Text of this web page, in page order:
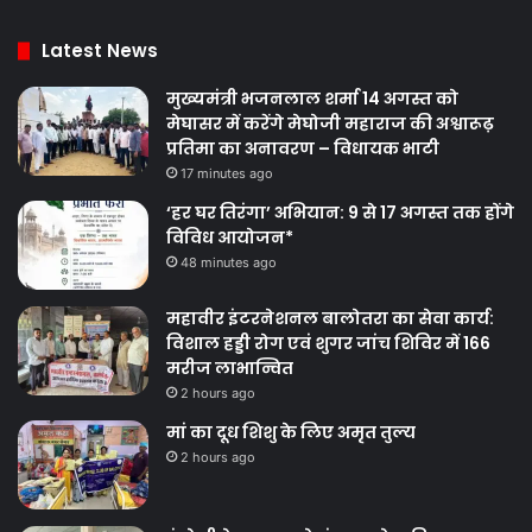
Latest News
मुख्यमंत्री भजनलाल शर्मा 14 अगस्त को
मेघासर में करेंगे मेघोजी महाराज की अश्वारूढ़
प्रतिमा का अनावरण – विधायक भाटी
17 minutes ago
‘हर घर तिरंगा’ अभियान: 9 से 17 अगस्त तक होंगे
विविध आयोजन*
48 minutes ago
महावीर इंटरनेशनल बालोतरा का सेवा कार्य:
विशाल हड्डी रोग एवं शुगर जांच शिविर में 166
मरीज लाभान्वित
2 hours ago
मां का दूध शिशु के लिए अमृत तुल्य
2 hours ago